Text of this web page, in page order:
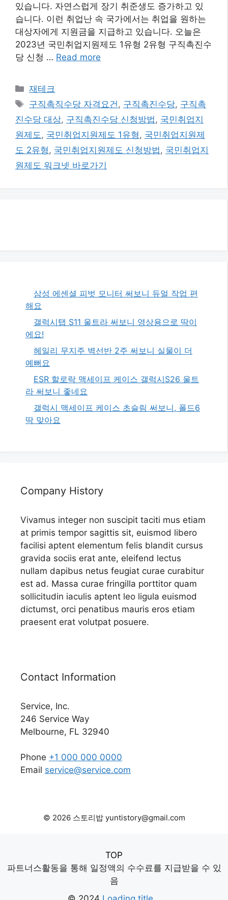
있습니다. 자연스럽게 장기 취준생도 증가하고 있
습니다. 이런 취업난 속 국가에서는 취업을 원하는
대상자에게 지원금을 지급하고 있습니다. 오늘은
2023년 국민취업지원제도 1유형 2유형 구직촉진수
당 신청 … Read more
카
테
고
리
재테크
태
그
구직촉직수당 자격요건 , 구직촉진수당, 구직촉
진수당 대상, 구직촉진수당 신청방법 , 국민취업지
원제도 , 국민취업지원제도 1유형 , 국민취업지원제
도 2유형 , 국민취업지원제도 신청방법 , 국민취업지
원제도 워크넷 바로가기
삼성 에센셜 피벗 모니터 써보니 듀얼 작업 편
해요
갤럭시탭 S11 울트라 써보니 영상용으로 딱이
에요!
헤일리 무지주 벽선반 2주 써보니 실물이 더
예뻐요
ESR 할로락 맥세이프 케이스 갤럭시S26 울트
라 써보니 좋네요
갤럭시 맥세이프 케이스 초슬림 써보니, 폴드6
딱 맞아요
Company History
Vivamus integer non suscipit taciti mus etiam
at primis tempor sagittis sit, euismod libero
facilisi aptent elementum felis blandit cursus
gravida sociis erat ante, eleifend lectus
nullam dapibus netus feugiat curae curabitur
est ad. Massa curae fringilla porttitor quam
sollicitudin iaculis aptent leo ligula euismod
dictumst, orci penatibus mauris eros etiam
praesent erat volutpat posuere.
Contact Information
Service, Inc.
246 Service Way
Melbourne, FL 32940
Phone +1 000 000 0000
Email service@service.com
© 2026 스토리밥 yuntistory@gmail.com
TOP
파트너스활동을 통해 일정액의 수수료를 지급받을 수 있
음